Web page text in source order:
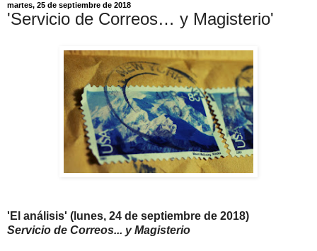
martes, 25 de septiembre de 2018
'Servicio de Correos… y Magisterio'
'El análisis' (lunes, 24 de septiembre de 2018)
Servicio de Correos... y Magisterio